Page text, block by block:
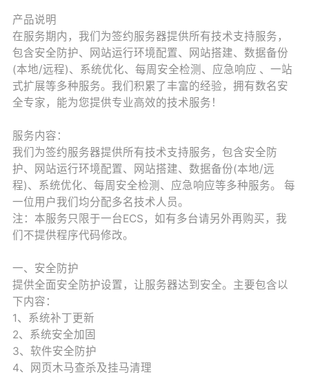
产品说明
在服务期内，我们为签约服务器提供所有技术支持服务，
包含安全防护、网站运行环境配置、网站搭建、数据备份
(本地/远程)、系统优化、每周安全检测、应急响应 、一站
式扩展等多种服务。我们积累了丰富的经验，拥有数名安
全专家，能为您提供专业高效的技术服务！
服务内容：
我们为签约服务器提供所有技术支持服务，包含安全防
护、网站运行环境配置、网站搭建、数据备份(本地/远
程)、系统优化、每周安全检测、应急响应等多种服务。 每
一位用户我们均分配多名技术人员。
注：本服务只限于一台ECS，如有多台请另外再购买，我
们不提供程序代码修改。
一、安全防护
提供全面安全防护设置，让服务器达到安全。主要包含以
下内容：
1、系统补丁更新
2、系统安全加固
3、软件安全防护
4、网页木马查杀及挂马清理